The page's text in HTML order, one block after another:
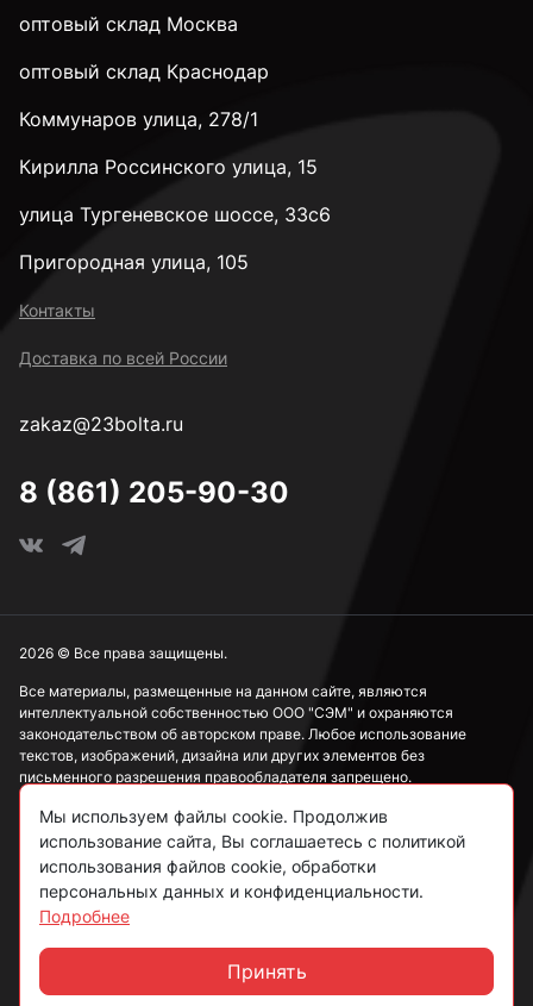
оптовый склад Москва
оптовый склад Краснодар
Коммунаров улица, 278/1
Кирилла Россинского улица, 15
улица Тургеневское шоссе, 33с6
Пригородная улица, 105
Контакты
Доставка по всей России
zakaz@23bolta.ru
8 (861) 205-90-30
Все материалы, размещенные на данном сайте, являются
интеллектуальной собственностью ООО "СЭМ" и охраняются
законодательством об авторском праве. Любое использование
текстов, изображений, дизайна или других элементов без
письменного разрешения правообладателя запрещено.
Информация, представленная на сайте, носит исключительно
ознакомительный характер и не может рассматриваться как
публичная оферта в соответствии со ст. 437 ГК РФ.
Политика конфиденциальности
Согласие на обработку данных
2026 © Все права защищены.
Мы используем файлы cookie. Продолжив
использование сайта, Вы соглашаетесь с политикой
использования файлов cookie, обработки
персональных данных и конфиденциальности.
Подробнее
Принять
Чат